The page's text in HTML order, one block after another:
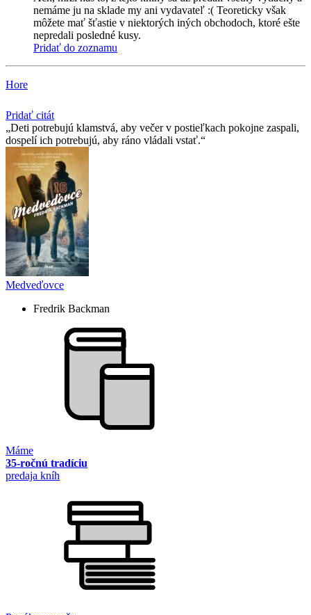
nemáme ju na sklade my ani vydavateľ :( Teoreticky však
môžete mať šťastie v niektorých iných obchodoch, ktoré ešte
nepredali posledné kusy.
Pridať do zoznamu
Hore
Pridať citát
Deti potrebujú klamstvá, aby večer v postieľkach pokojne zaspali,
dospelí ich potrebujú, aby ráno vládali vstať.
Medveďovce
Fredrik Backman
Máme
35-ročnú tradíciu
predaja kníh